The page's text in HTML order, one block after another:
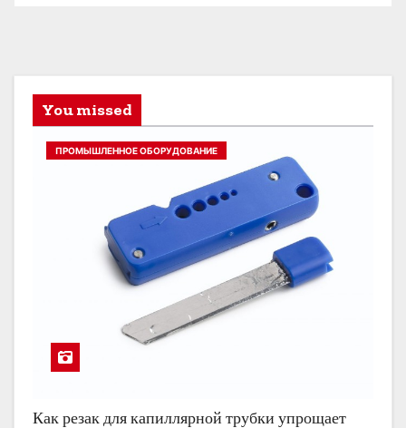
You missed
ПРОМЫШЛЕННОЕ ОБОРУДОВАНИЕ
Как резак для капиллярной трубки упрощает